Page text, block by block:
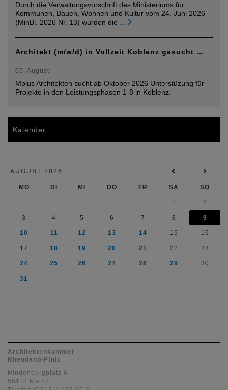
Durch die Verwaltungsvorschrift des Ministeriums für
Kommunen, Bauen, Wohnen und Kultur vom 24. Juni 2026
(MinBl. 2026 Nr. 13) wurden die ...
Architekt (m/w/d) in Vollzeit Koblenz gesucht …
05. August
Mplus Architekten sucht ab Oktober 2026 Unterstüzung für
Projekte in den Leistungsphasen 1-8 in Koblenz.
Kalender
AUGUST 2026
MO DI MI DO FR SA SO
1 2
3 4 5 6 7 8 9
10 11 12 13 14 15 16
17 18 19 20 21 22 23
24 25 26 27 28 29 30
31
Architektenkammer
Rheinland-Pfalz
Hindenburgplatz 6
55118 Mainz